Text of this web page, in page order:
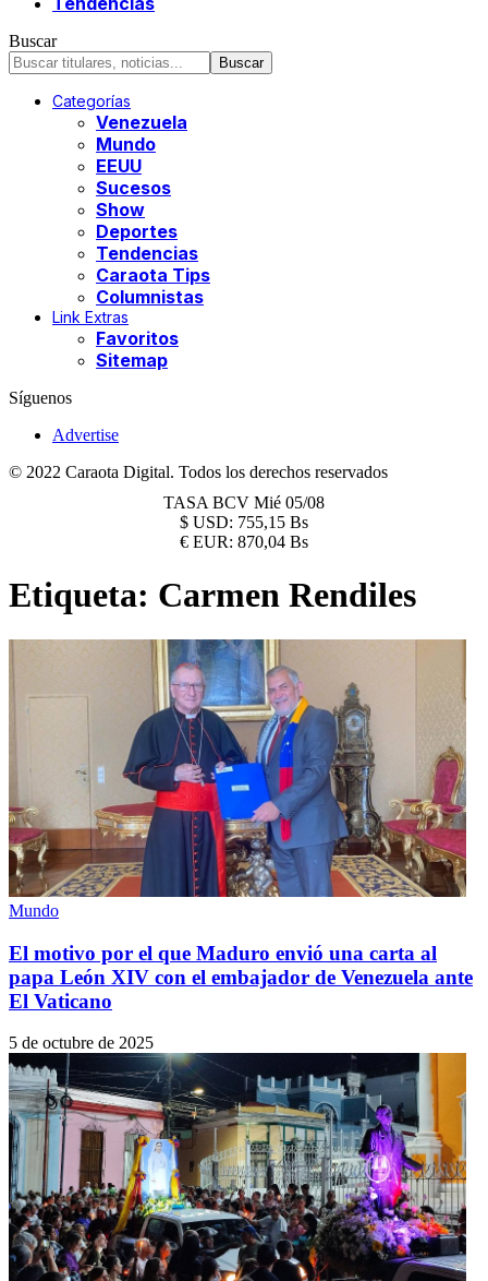
Buscar
Categorías
Venezuela
Mundo
EEUU
Sucesos
Show
Deportes
Tendencias
Caraota Tips
Columnistas
Link Extras
Favoritos
Sitemap
Síguenos
Advertise
© 2022 Caraota Digital. Todos los derechos reservados
TASA BCV Mié 05/08
$ USD: 755,15 Bs
€ EUR: 870,04 Bs
Etiqueta: Carmen Rendiles
Mundo
El motivo por el que Maduro envió una carta al
papa León XIV con el embajador de Venezuela ante
El Vaticano
5 de octubre de 2025